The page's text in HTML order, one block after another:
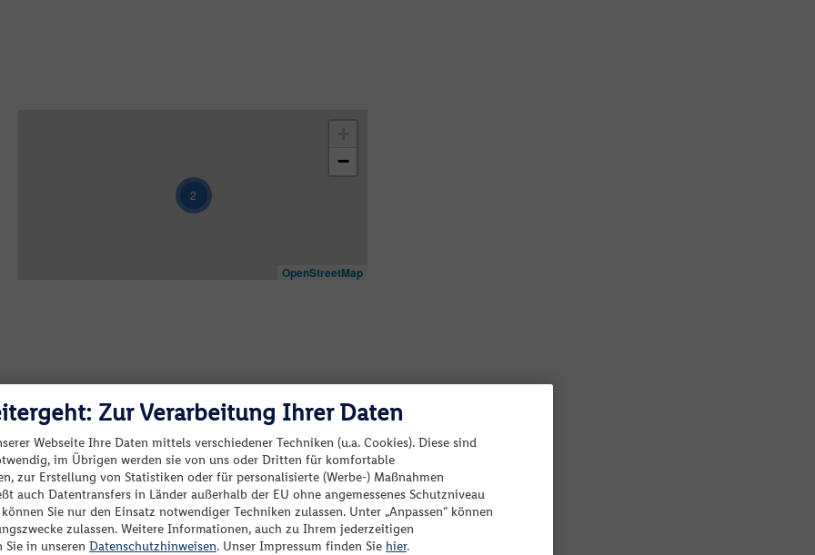
2
−
OpenStreetMap
ist der Manavgat-Wasserfall, der
und türkische Gastfreundschaft zu einem
Manavgat-Fluss – bei entspannter Fahrt durch
baden und dabei von traditionellen Picknicks mit
Zur Verarbeitung Ihrer Daten
Webseite Ihre Daten mittels verschiedener Techniken (u.a. Cookies). Diese sind
im Übrigen werden sie von uns oder Dritten für komfortable
zur Erstellung von Statistiken oder für personalisierte (Werbe-) Maßnahmen
auch Datentransfers in Länder außerhalb der EU ohne angemessenes Schutzniveau
Sie nur den Einsatz notwendiger Techniken zulassen. Unter „Anpassen“ können
zulassen. Weitere Informationen, auch zu Ihrem jederzeitigen
in unseren Datenschutzhinweisen. Unser Impressum finden Sie hier.
Keine passenden Angebote verfügbar.
sind zu Ihrer Suche keine passenden Angebote
Bitte ändern Sie Ihre Reisekriterien oder Filter.